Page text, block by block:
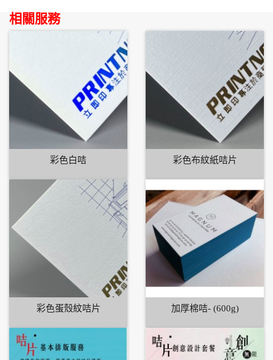
相關服務
彩色白咭 彩色布紋紙咭片
彩色蛋殼紋咭片 加厚棉咭- (600g)